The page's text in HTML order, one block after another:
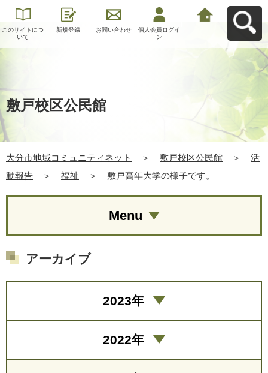
このサイトにつ
いて
新規登録 お問い合わせ
個人会員ログイ
ン
敷戸校区公民館
大分市地域コミュニティネット ＞ 敷戸校区公民館 ＞
活
動報告
＞ 福祉 ＞ 敷戸高年大学の様子です。
Menu
アーカイブ
2023年
2022年